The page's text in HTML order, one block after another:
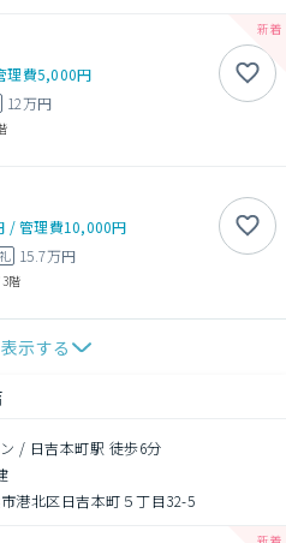
理費5,000円
12万円
/管理費10,000円
礼 15.7万円
3階
示する
/ 日吉本町駅 徒歩6分
港北区日吉本町５丁目32-5